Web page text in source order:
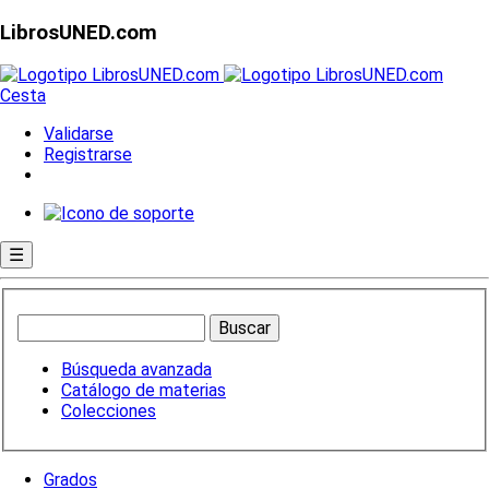
LibrosUNED.com
Cesta
Validarse
Registrarse
☰
Búsqueda avanzada
Catálogo de materias
Colecciones
Grados